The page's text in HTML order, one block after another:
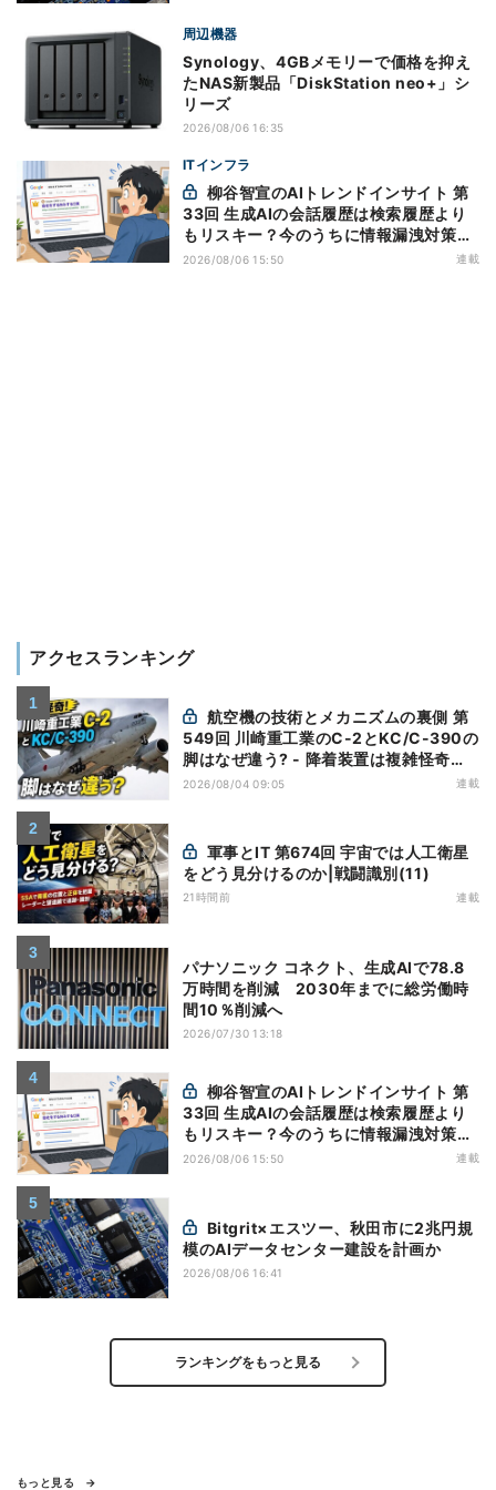
周辺機器
Synology、4GBメモリーで価格を抑え
たNAS新製品「DiskStation neo+」シ
リーズ
2026/08/06 16:35
ITインフラ
33回 生成AIの会話履歴は検索履歴より
もリスキー？今のうちに情報漏洩対策を
万全にしておこう
2026/08/06 15:50 連載
アクセスランキング
549回 川崎重工業のC-2とKC/C-390の
脚はなぜ違う? - 降着装置は複雑怪奇
(5)|軍用輸送機(10)
2026/08/04 09:05 連載
をどう見分けるのか|戦闘識別(11)
21時間前 連載
パナソニック コネクト、生成AIで78.8
万時間を削減 2030年までに総労働時
間10％削減へ
2026/07/30 13:18
33回 生成AIの会話履歴は検索履歴より
もリスキー？今のうちに情報漏洩対策を
万全にしておこう
2026/08/06 15:50 連載
模のAIデータセンター建設を計画か
2026/08/06 16:41
ランキングをもっと見る
もっと見る